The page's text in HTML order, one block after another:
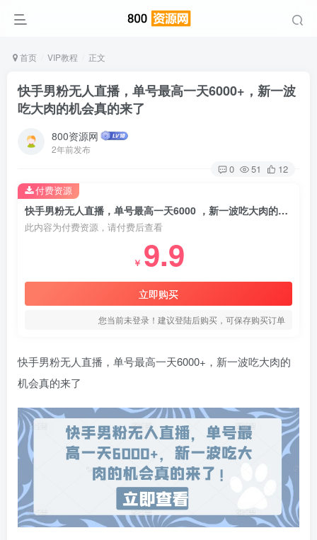
首页 VIP教程 正文
快手男粉无人直播，单号最高一天6000+，新一波
吃大肉的机会真的来了
800资源网
2年前发布
0 51 12
快手男粉无人直播，单号最高一天6000 ，新一波吃大肉的机会真的来了
此内容为付费资源，请付费后查看
￥ 9.9
立即购买
您当前未登录！建议登陆后购买，可保存购买订单
付费资源
快手男粉无人直播，单号最高一天6000+，新一波吃大肉的
机会真的来了